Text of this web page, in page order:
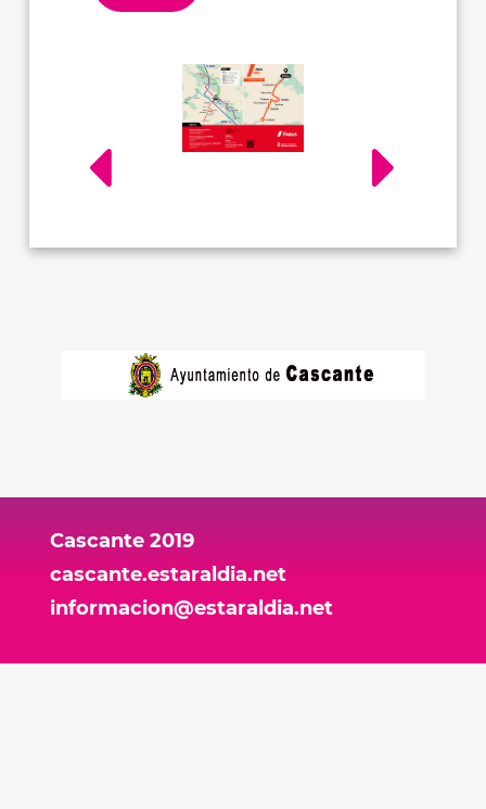
Cascante 2019
cascante.estaraldia.net
informacion@estaraldia.net